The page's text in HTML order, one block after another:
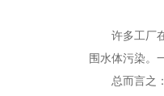
许多工厂在
围水体污染。
总而言之：